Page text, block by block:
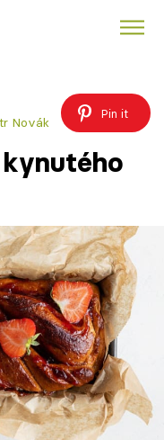
Novák
Pin it
kynutého